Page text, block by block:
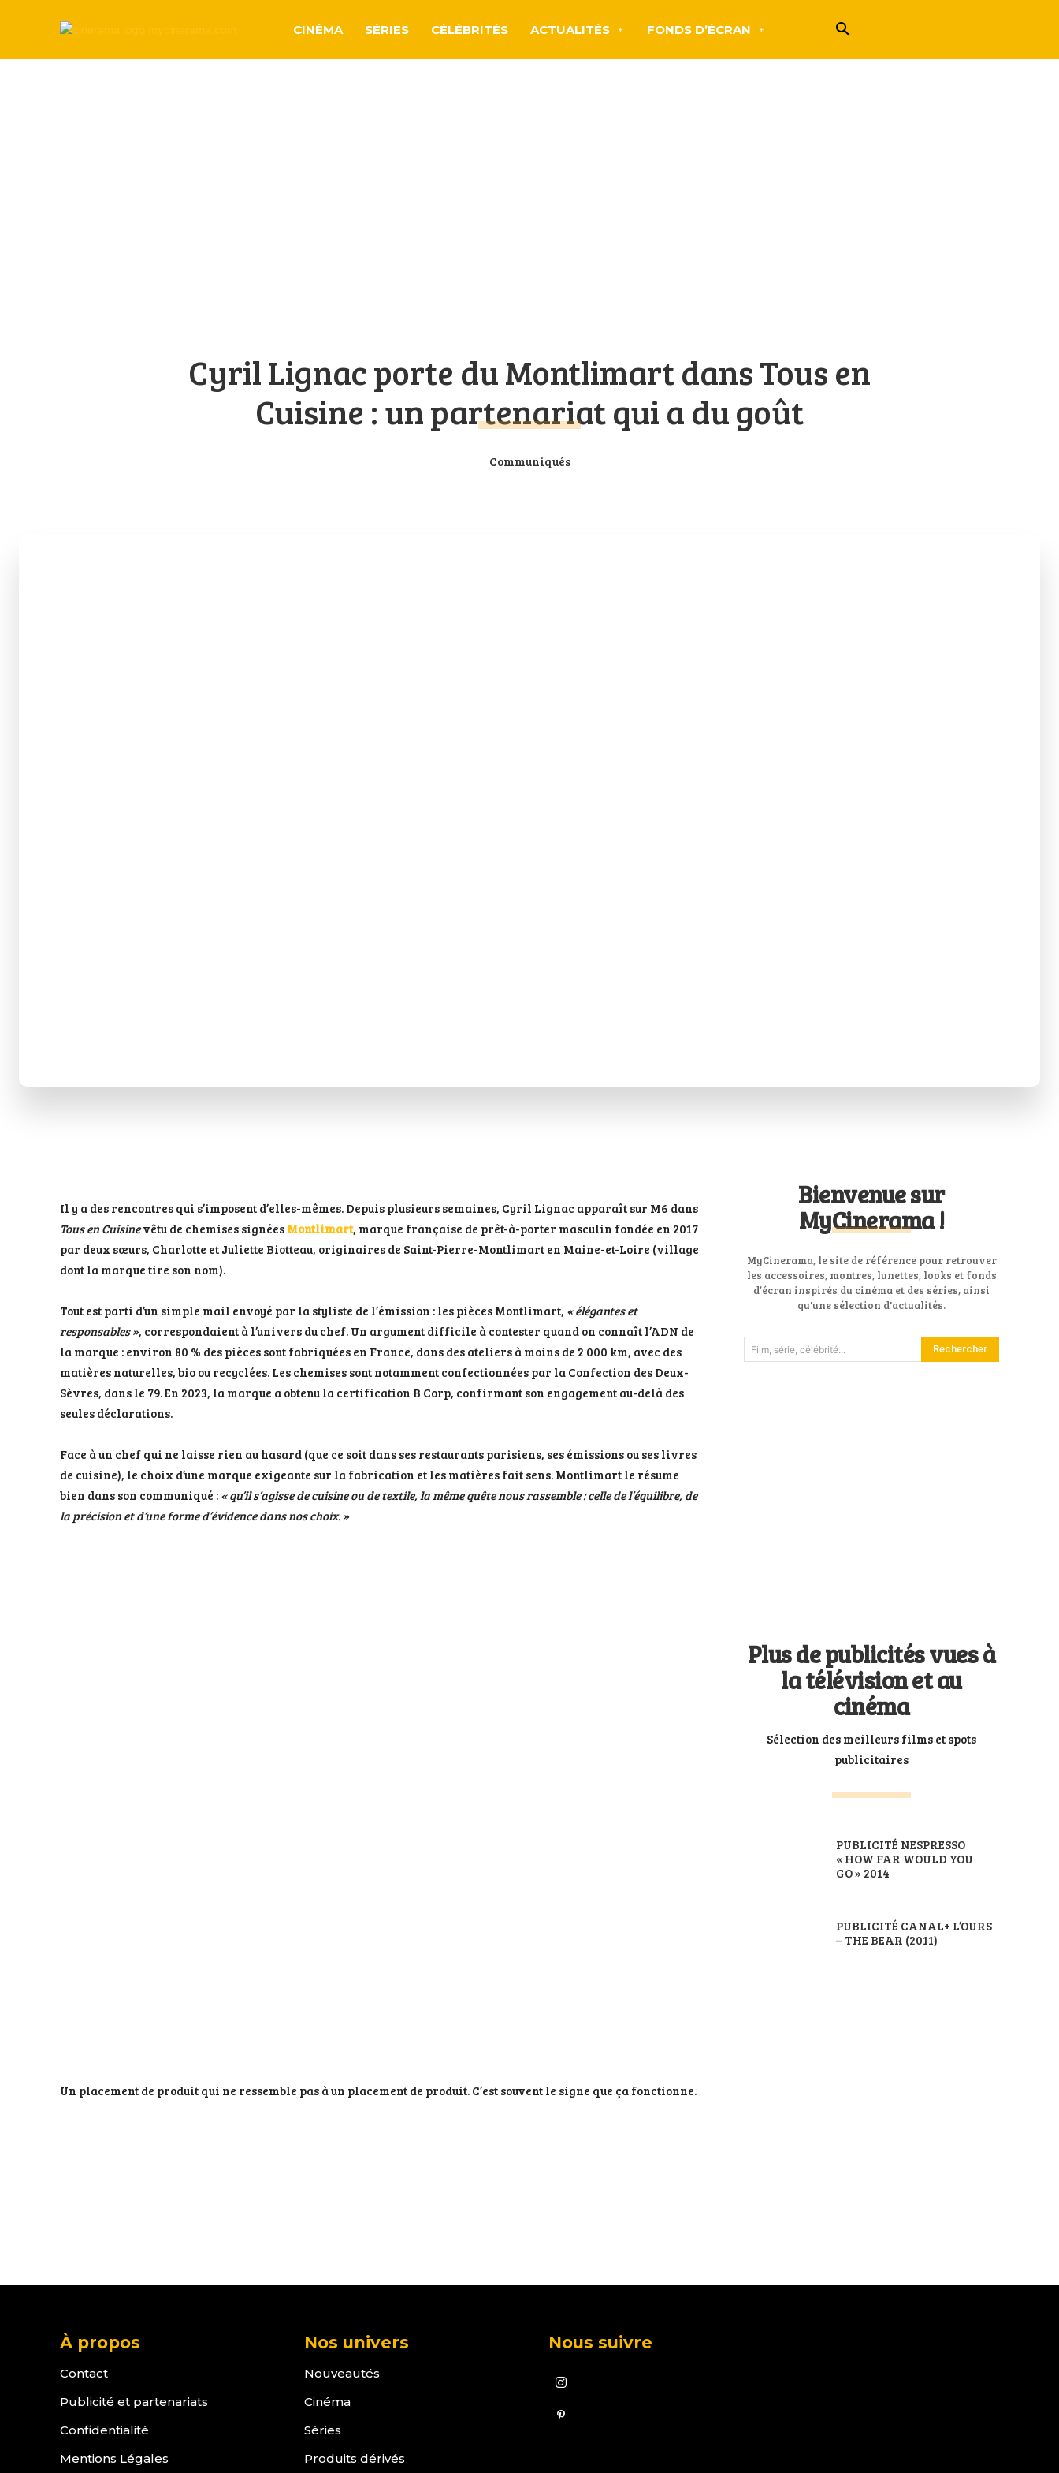
CINÉMA SÉRIES CÉLÉBRITÉS ACTUALITÉS FONDS D’ÉCRAN
Cyril Lignac porte du Montlimart dans Tous en
Cuisine : un partenariat qui a du goût
Communiqués
Il y a des rencontres qui s’imposent d’elles-mêmes. Depuis plusieurs semaines, Cyril Lignac apparaît sur M6 dans
Tous en Cuisinevêtu de chemises signées Montlimart, marque française de prêt-à-porter masculin fondée en 2017
par deux sœurs, Charlotte et Juliette Biotteau, originaires de Saint-Pierre-Montlimart en Maine-et-Loire (village
dont la marque tire son nom).
Tout est parti d’un simple mail envoyé par la styliste de l’émission : les pièces Montlimart, « élégantes et
responsables », correspondaient à l’univers du chef. Un argument difficile à contester quand on connaît l’ADN de
la marque : environ 80 % des pièces sont fabriquées en France, dans des ateliers à moins de 2 000 km, avec des
matières naturelles, bio ou recyclées. Les chemises sont notamment confectionnées par la Confection des Deux-
Sèvres, dans le 79. En 2023, la marque a obtenu la certification B Corp, confirmant son engagement au-delà des
seules déclarations.
Face à un chef qui ne laisse rien au hasard (que ce soit dans ses restaurants parisiens, ses émissions ou ses livres
de cuisine), le choix d’une marque exigeante sur la fabrication et les matières fait sens. Montlimart le résume
bien dans son communiqué : « qu’il s’agisse de cuisine ou de textile, la même quête nous rassemble : celle de l’équilibre, de
la précision et d’une forme d’évidence dans nos choix. »
Un placement de produit qui ne ressemble pas à un placement de produit. C’est souvent le signe que ça fonctionne.
Bienvenue sur
MyCinerama !
MyCinerama, le site de référence pour retrouver
les accessoires, montres, lunettes, looks et fonds
d’écran inspirés du cinéma et des séries, ainsi
qu'une sélection d'actualités.
Film, série, célébrité... Rechercher
Plus de publicités vues à
la télévision et au
cinéma
Sélection des meilleurs films et spots
publicitaires
PUBLICITÉ NESPRESSO
« HOW FAR WOULD YOU
GO » 2014
PUBLICITÉ CANAL+ L’OURS
– THE BEAR (2011)
À propos
Contact
Publicité et partenariats
Confidentialité
Mentions Légales
Nos univers
Nouveautés
Cinéma
Séries
Produits dérivés
Nous suivre